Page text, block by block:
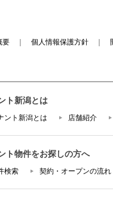
要 個人情報保護方針
ト新潟とは
ント新潟とは 店舗紹介
ト物件をお探しの方へ
検索 契約・オープンの流れ